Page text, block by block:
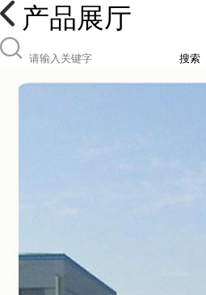
产品展厅
搜索